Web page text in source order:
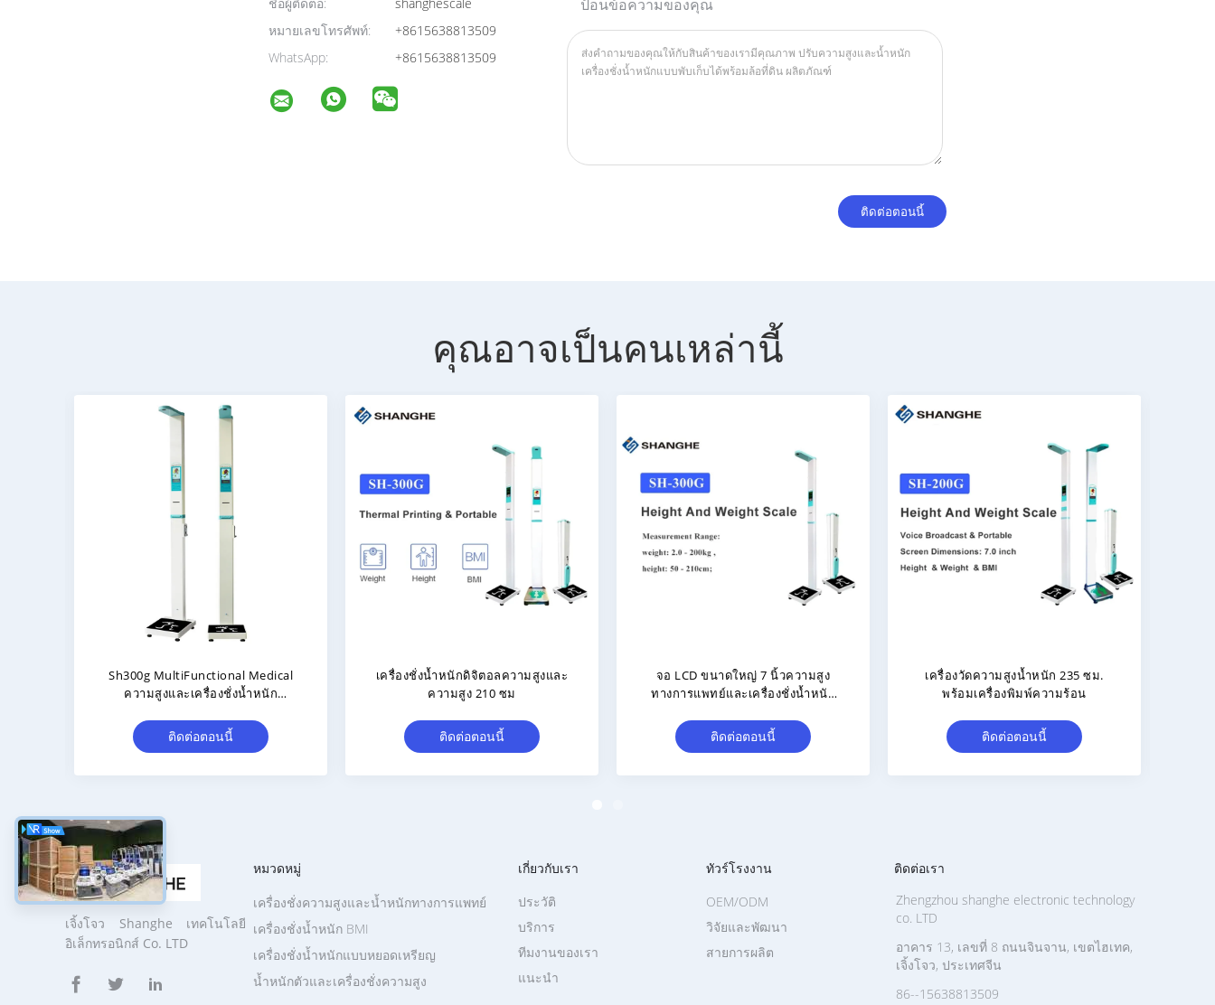
หมายเลขโทรศัพท์:
+8615638813509
WhatsApp:
+8615638813509
ป้อนข้อความของคุณ
คุณอาจเป็นคนเหล่านี้
คู่มือเสียงเครื่องวัดน้ำหนักและส่วนสูง
LCD ขนาด 7 นิ้วสำหรับโรงพยาบาล
ติดต่อตอนนี้
เทคโนโลยีอัลตราโซนิก 20-210 ซม.
ความสูงดิจิตอลน้ำหนัก BMI จอแสดง
ติดต่อตอนนี้
เครื่องชั่งน้ำหนักส่วนสูงอัจฉริยะแบบ
หยอดเหรียญที่เชื่อมต่อจอแสดงผล
ติดต่อตอนนี้
เครื่องวัดความดันโลหิต ส่วนสูงและ
น้ำหนักตัว HD 10.2 นิ้ว Bluetooth
ติดต่อตอนนี้
เจิ้งโจว Shanghe เทคโนโลยี
อิเล็กทรอนิกส์ Co. LTD
หมวดหมู่
น้ำหนักตัวและเครื่องชั่งความสูง
เครื่องชั่งความสูงและน้ำหนักทางการแพทย์
เครื่องชั่งน้ำหนัก BMI
เครื่องชั่งน้ำหนักแบบหยอดเหรียญ
เกี่ยวกับเรา
แนะนำ
ประวัติ
บริการ
ทีมงานของเรา
ทัวร์โรงงาน
สายการผลิต
OEM/ODM
วิจัยและพัฒนา
ติดต่อเรา
Zhengzhou shanghe electronic technology
co. LTD
อาคาร 13, เลขที่ 8 ถนนจินจาน, เขตไฮเทค,
เจิ้งโจว, ประเทศจีน
86--15638813509